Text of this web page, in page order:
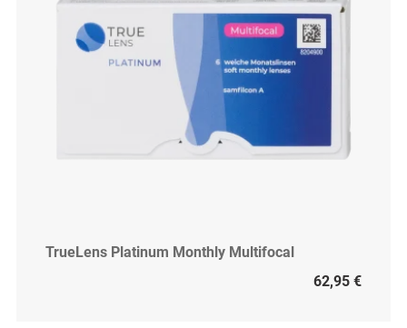
TrueLens Platinum Monthly Multifocal
62,95 €